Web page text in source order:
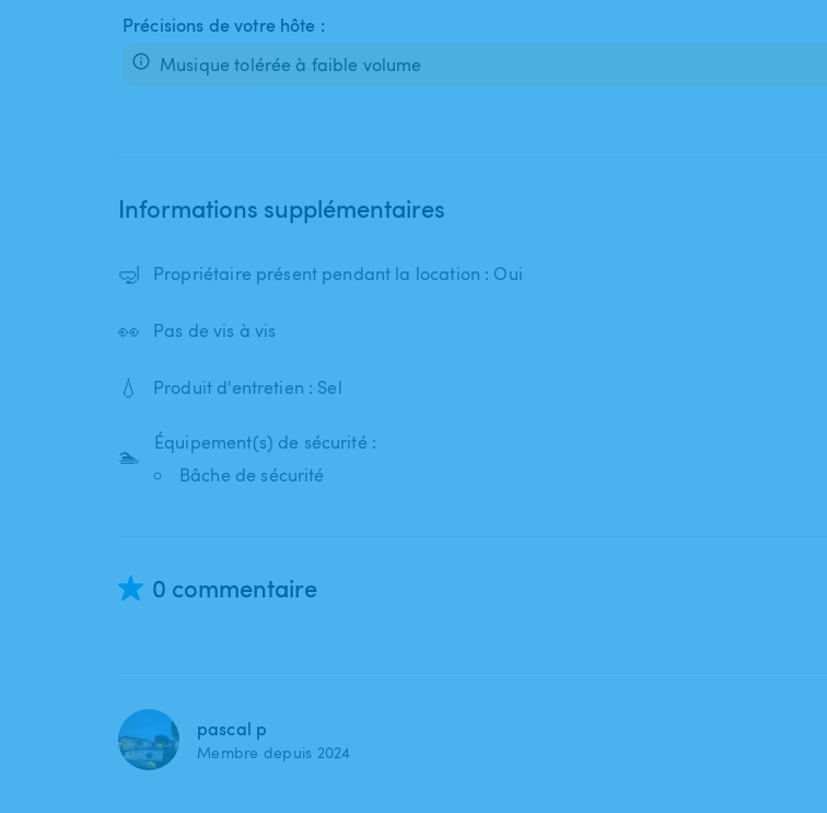
Précisions de votre hôte :
Musique tolérée à faible volume
Informations supplémentaires
🤿 Propriétaire présent pendant la location : Oui
👀 Pas de vis à vis
💧 Produit d'entretien : Sel
🏊
Équipement(s) de sécurité :
Bâche de sécurité
0 commentaire
pascal p
Membre depuis 2024